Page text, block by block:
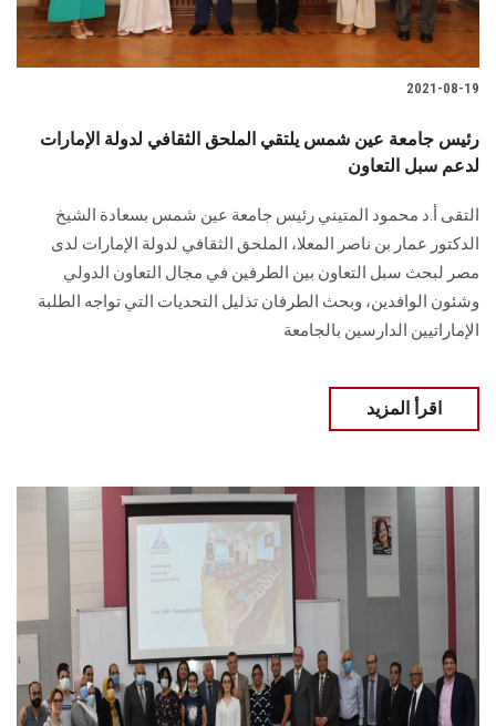
2021-08-19
رئيس جامعة عين شمس يلتقي الملحق الثقافي لدولة الإمارات
لدعم سبل التعاون
التقى أ.د محمود المتيني رئيس جامعة عين شمس بسعادة الشيخ
الدكتور عمار بن ناصر المعلا، الملحق الثقافي لدولة الإمارات لدى
مصر لبحث سبل التعاون بين الطرفين في مجال التعاون الدولي
وشئون الوافدين، وبحث الطرفان تذليل التحديات التي تواجه الطلبة
الإماراتيين الدارسين بالجامعة
اقرأ المزيد